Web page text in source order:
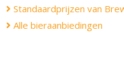
Standaardprijzen van
Alle bieraanbiedingen